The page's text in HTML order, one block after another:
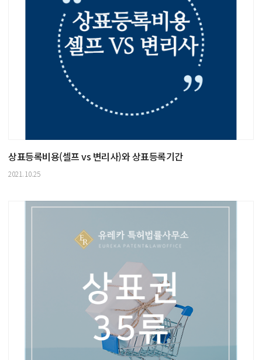
상표등록비용(셀프 vs 변리사)와 상표등록기간
2021.10.25